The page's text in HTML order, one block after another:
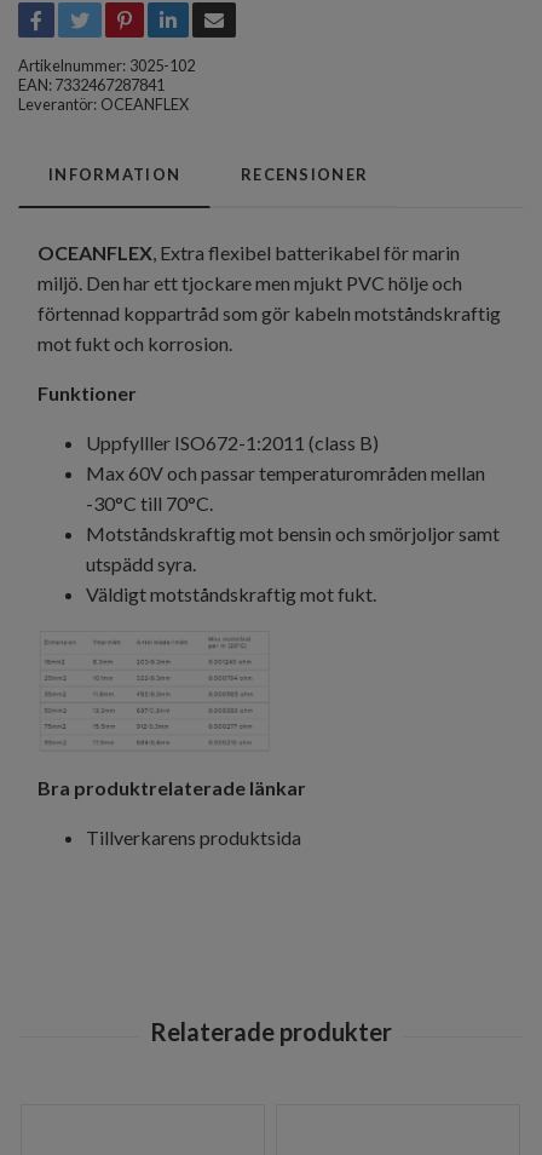
Artikelnummer: 3025-102
EAN: 7332467287841
Leverantör: OCEANFLEX
INFORMATION RECENSIONER
OCEANFLEX, Extra flexibel batterikabel för marin
miljö. Den har ett tjockare men mjukt PVC hölje och
förtennad koppartråd som gör kabeln motståndskraftig
mot fukt och korrosion.
Funktioner
Uppfylller ISO672-1:2011 (class B)
Max 60V och passar temperaturområden mellan
-30°C till 70°C.
Motståndskraftig mot bensin och smörjoljor samt
utspädd syra.
Väldigt motståndskraftig mot fukt.
Bra produktrelaterade länkar
Tillverkarens produktsida